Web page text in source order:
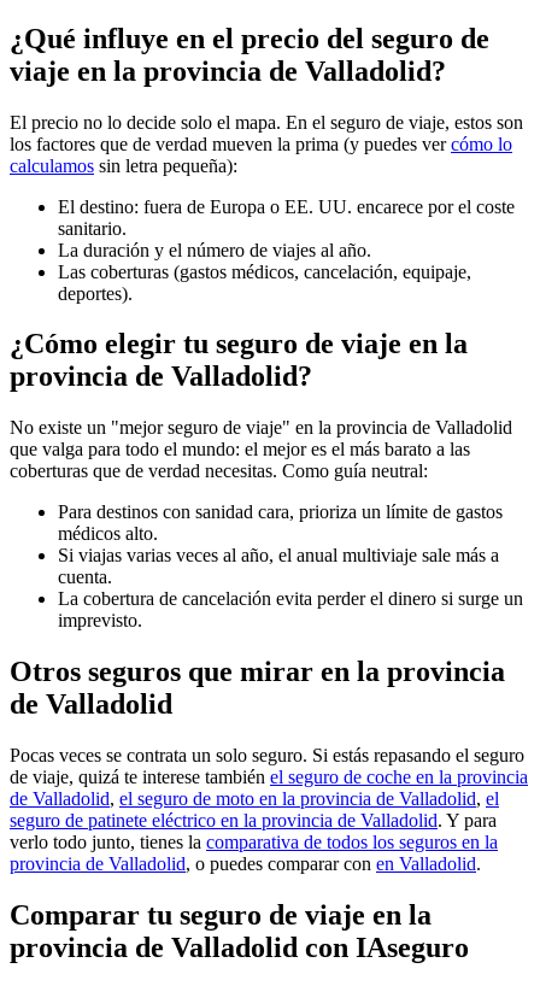
¿Qué influye en el precio del seguro de
viaje en la provincia de Valladolid?
El precio no lo decide solo el mapa. En el seguro de viaje, estos son
los factores que de verdad mueven la prima (y puedes vercómo lo
calculamos sin letra pequeña):
El destino: fuera de Europa o EE. UU. encarece por el coste
sanitario.
La duración y el número de viajes al año.
Las coberturas (gastos médicos, cancelación, equipaje,
deportes).
¿Cómo elegir tu seguro de viaje en la
provincia de Valladolid?
No existe un "mejor seguro de viaje" en la provincia de Valladolid
que valga para todo el mundo: el mejor es el más barato a las
coberturas que de verdad necesitas. Como guía neutral:
Para destinos con sanidad cara, prioriza un límite de gastos
médicos alto.
Si viajas varias veces al año, el anual multiviaje sale más a
cuenta.
La cobertura de cancelación evita perder el dinero si surge un
imprevisto.
Otros seguros que mirar en la provincia
de Valladolid
Pocas veces se contrata un solo seguro. Si estás repasando el seguro
de viaje, quizá te interese también el seguro de coche en la provincia
de Valladolid, el seguro de moto en la provincia de Valladolid, el
seguro de patinete eléctrico en la provincia de Valladolid. Y para
verlo todo junto, tienes la comparativa de todos los seguros en la
provincia de Valladolid, o puedes comparar con en Valladolid.
Comparar tu seguro de viaje en la
provincia de Valladolid con IAseguro